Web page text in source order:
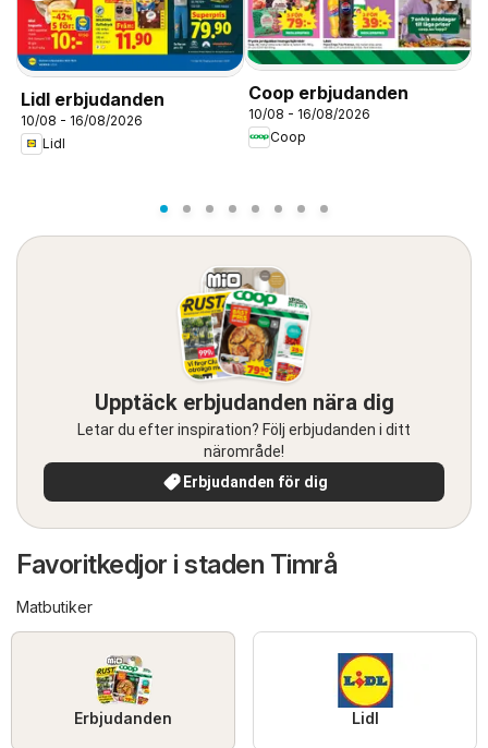
Lidl erbjudanden
10/08 - 16/08/2026
Lidl
Coop erbjudanden
10/08 - 16/08/2026
Coop
Upptäck erbjudanden nära dig
Letar du efter inspiration? Följ erbjudanden i ditt
närområde!
Erbjudanden för dig
Favoritkedjor i staden Timrå
Matbutiker
Erbjudanden Lidl